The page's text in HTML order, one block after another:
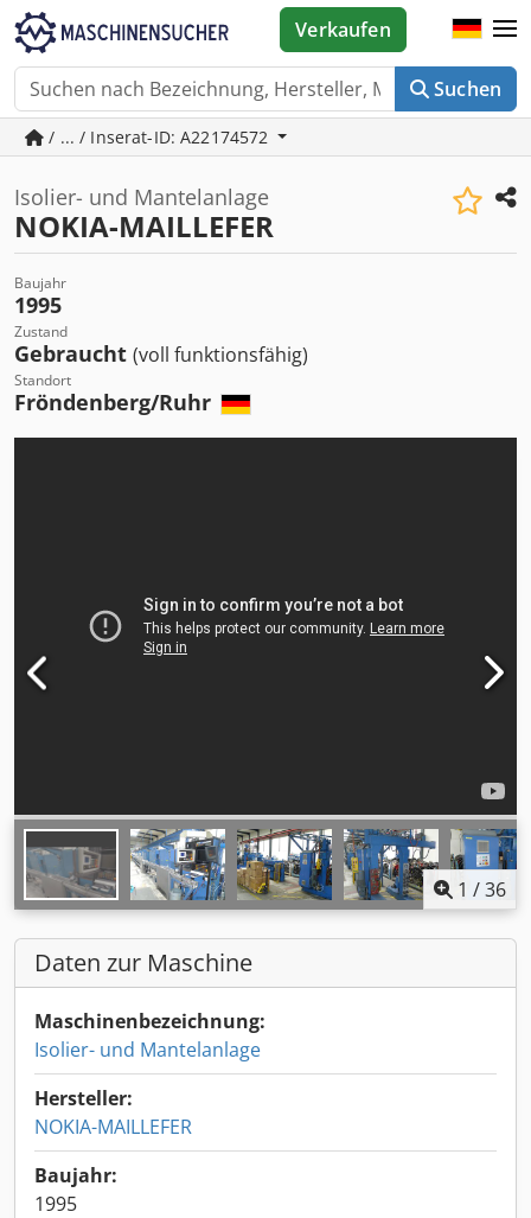
Suchen
Verkaufen
/ ... / Inserat-ID: A22174572
Isolier- und Mantelanlage
NOKIA-MAILLEFER
Baujahr
1995
Zustand
Gebraucht (voll funktionsfähig)
Standort
Fröndenberg/Ruhr
1 /36
Daten zur Maschine
Maschinenbezeichnung:
Isolier- und Mantelanlage
Hersteller:
NOKIA-MAILLEFER
Baujahr:
1995